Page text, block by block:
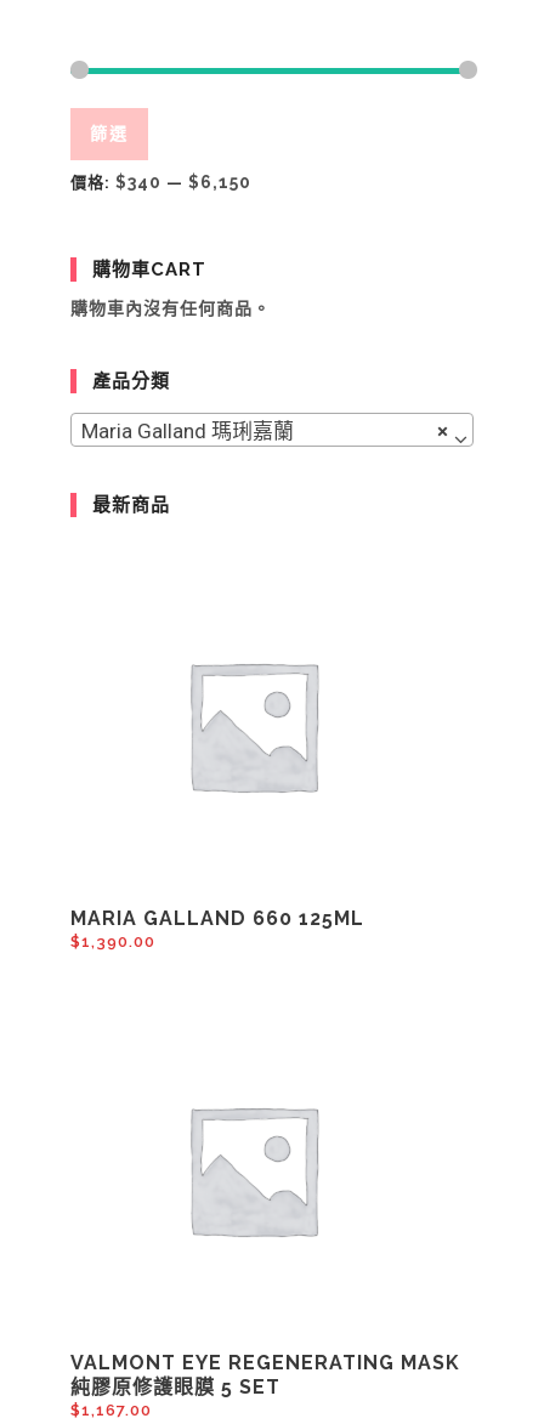
價
價
篩選
價格: $340 — $6,150
購物車CART
購物車內沒有任何商品。
產品分類
×
Maria Galland 瑪琍嘉蘭
最新商品
MARIA GALLAND 660 125ML
$1,390.00
VALMONT EYE REGENERATING MASK
純膠原修護眼膜 5 SET
$1,167.00